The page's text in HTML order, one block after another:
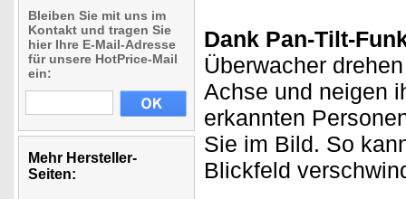
Bleiben Sie mit uns im
Kontakt und tragen Sie
hier Ihre E-Mail-Adresse
für unsere HotPrice-Mail
ein:
Mehr Hersteller-
Seiten:
Dank Pan-Tilt-
Überwacher
Achse und neigen
erkannten
Sie im Bild. So
Blickfeld